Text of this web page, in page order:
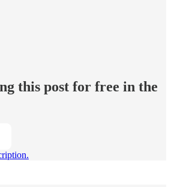
this post for free in the